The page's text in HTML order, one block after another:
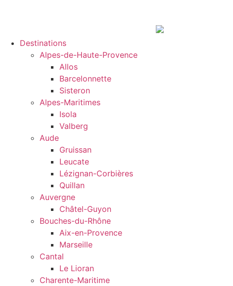
Destinations
Alpes-de-Haute-Provence
Allos
Barcelonnette
Sisteron
Alpes-Maritimes
Isola
Valberg
Aude
Gruissan
Leucate
Lézignan-Corbières
Quillan
Auvergne
Châtel-Guyon
Bouches-du-Rhône
Aix-en-Provence
Marseille
Cantal
Le Lioran
Charente-Maritime